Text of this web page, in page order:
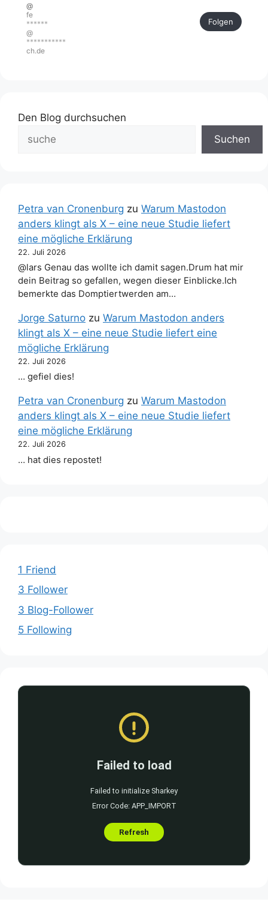
@
fe
******
@
***********
ch.de
Folgen
Den Blog durchsuchen
Suchen
Petra van Cronenburg zu Warum Mastodon
anders klingt als X – eine neue Studie liefert
eine mögliche Erklärung
22. Juli 2026
@lars Genau das wollte ich damit sagen.Drum hat mir
dein Beitrag so gefallen, wegen dieser Einblicke.Ich
bemerkte das Domptiertwerden am…
Jorge Saturno zu Warum Mastodon anders
klingt als X – eine neue Studie liefert eine
mögliche Erklärung
22. Juli 2026
… gefiel dies!
Petra van Cronenburg zu Warum Mastodon
anders klingt als X – eine neue Studie liefert
eine mögliche Erklärung
22. Juli 2026
… hat dies repostet!
1 Friend
3 Follower
3 Blog-Follower
5 Following